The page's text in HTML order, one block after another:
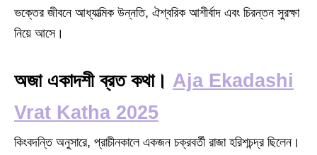
ভক্তের জীবনে আধ্যাত্মিক উন্নতি, ঐশ্বরিক আশীর্বাদ এবং চিরন্তন সুরক্ষা
নিয়ে আসে।
অজা একাদশী ব্রত কথা। Aja Ekadashi
Vrat Katha 2025
কিংবদন্তি অনুসারে, প্রাচীনকালে একজন চক্রবর্তী রাজা হরিশচন্দ্র ছিলেন।